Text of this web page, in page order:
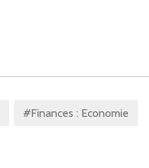
#Finances : Economie